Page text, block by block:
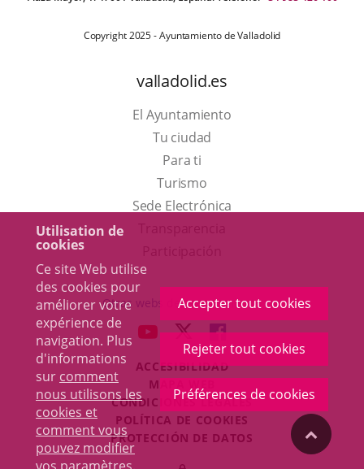
Utilisation de
cookies
Ce site Web utilise
des cookies pour
améliorer votre
expérience de
navigation. Plus
d'informations
sur comment
nous utilisons les
cookies et
comment vous
pouvez modifier
Accepter tout cookies
Rejeter tout cookies
Préférences de cookies
Copyright 2025 - Ayuntamiento de Valladolid
valladolid.es
El Ayuntamiento
Tu ciudad
Para ti
TurismoEste
enlace
una
ventana
nueva.
Sede Electrónica
externa.
Otras webs del ayuntamiento
ENLACE
UNA
APLICACIÓN
EXTERNA.
ENLACE
A
UNA
APLICACIÓN
EXTERNA.
ENLACE
A
UNA
APLICACIÓN
EXTERNA.
ACCESIBILIDAD
MAPA WEB
CONDICIONES LEGALES
POLÍTICA DE COOKIES
PROTECCIÓN DE DATOS
"Volver